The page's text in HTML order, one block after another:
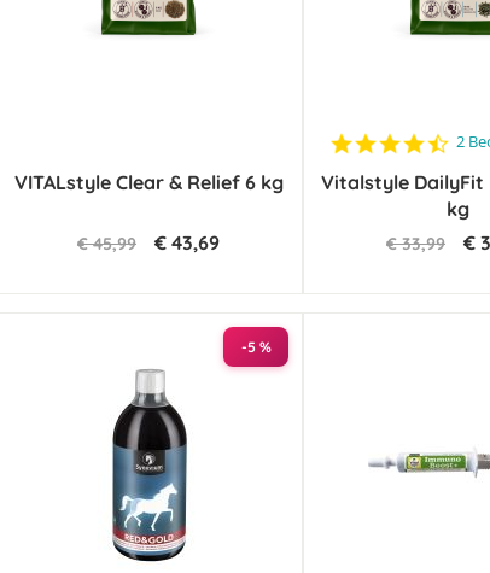
VITALstyle Clear & Relief 6 kg
€ 45,99 € 43,69
4.5
2
Vitalstyle DailyFit
kg
€ 33,99 €
-5 %